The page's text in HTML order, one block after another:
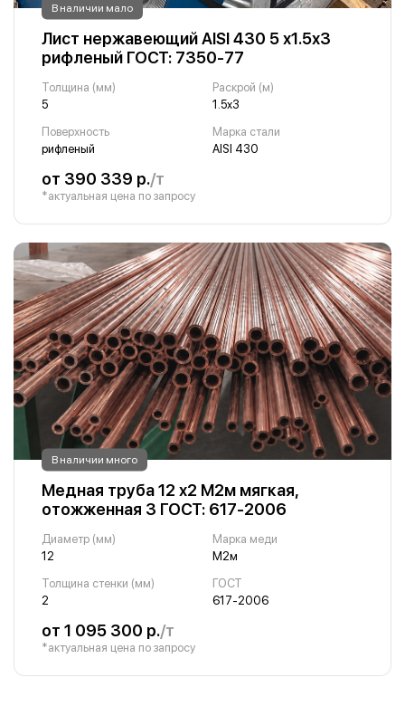
В наличии мало
Лист нержавеющий AISI 430 5 х1.5х3
рифленый ГОСТ: 7350-77
Толщина (мм)
5
Раскрой (м)
1.5х3
Поверхность
рифленый
Марка стали
AISI 430
от 390 339 р./т
*актуальная цена по запросу
В наличии много
Медная труба 12 х2 М2м мягкая,
отожженная 3 ГОСТ: 617-2006
Диаметр (мм)
12
Марка меди
М2м
Толщина стенки (мм)
2
ГОСТ
617-2006
от 1 095 300 р./т
*актуальная цена по запросу